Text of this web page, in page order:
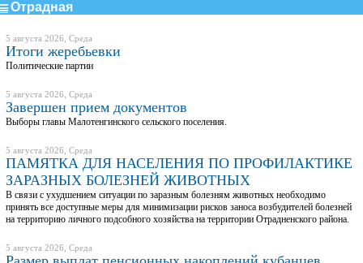
Отрадная
5 августа 2026, Среда
Итоги жеребьевки
Политические партии
5 августа 2026, Среда
Завершен прием документов
Выборы главы Малотенгинского сельского поселения.
5 августа 2026, Среда
ПАМЯТКА ДЛЯ НАСЕЛЕНИЯ ПО ПРОФИЛАКТИКЕ
ЗАРАЗНЫХ БОЛЕЗНЕЙ ЖИВОТНЫХ
В связи с ухудшением ситуации по заразным болезням животных необходимо
принять все доступные меры для минимизации рисков заноса возбудителей болезней
на территорию личного подсобного хозяйства на территории Отрадненского района.
5 августа 2026, Среда